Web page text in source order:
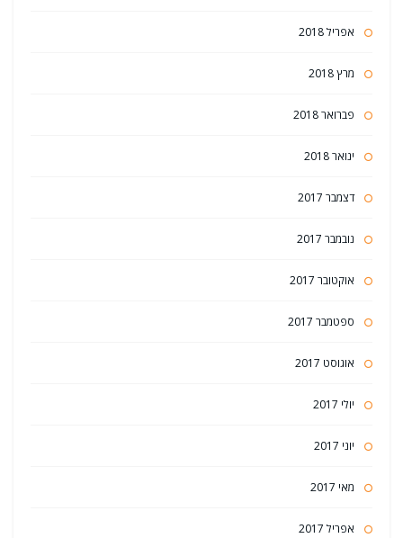
אפריל 2018
מרץ 2018
פברואר 2018
ינואר 2018
דצמבר 2017
נובמבר 2017
אוקטובר 2017
ספטמבר 2017
אוגוסט 2017
יולי 2017
יוני 2017
מאי 2017
אפריל 2017